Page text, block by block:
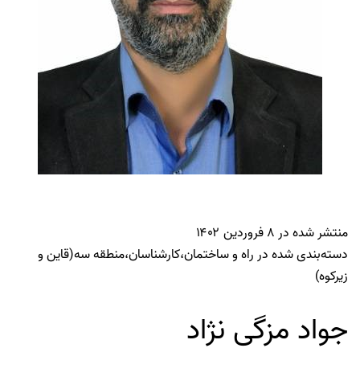
منتشر شده در۸ فروردین ۱۴۰۲
دسته‌بندی شده درراه و ساختمان،کارشناسان،منطقه سه(قاین و
زیرکوه)
جواد مزگی نژاد